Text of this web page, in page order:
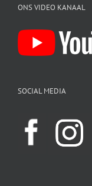
ONS VIDEO KANAAL
SOCIAL MEDIA